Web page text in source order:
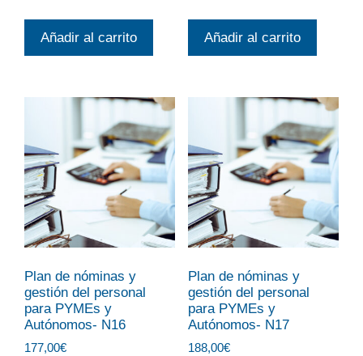
Añadir al carrito Añadir al carrito
Plan de nóminas y
gestión del personal
para PYMEs y
Autónomos- N16
177,00€
Plan de nóminas y
gestión del personal
para PYMEs y
Autónomos- N17
188,00€